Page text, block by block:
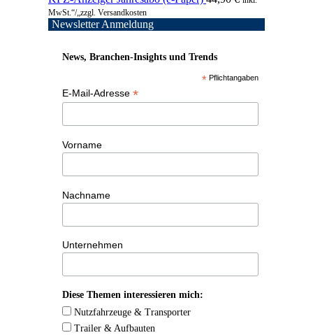
MwSt.“/„zzgl. Versandkosten
Newsletter Anmeldung
News, Branchen-Insights und Trends
* Pflichtangaben
E-Mail-Adresse *
Vorname
Nachname
Unternehmen
Diese Themen interessieren mich:
Nutzfahrzeuge & Transporter
Trailer & Aufbauten